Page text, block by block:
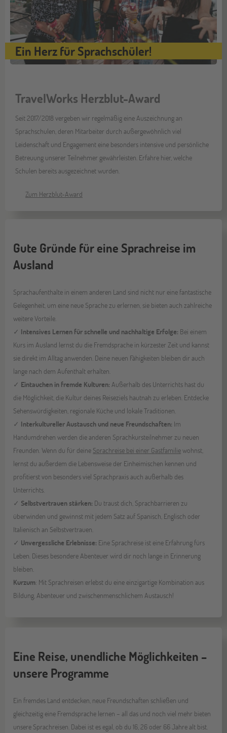
Ein Herz für Sprachschüler!
TravelWorks Herzblut-Award
Seit 2017/2018 vergeben wir regelmäßig eine Auszeichnung an
Sprachschulen, deren Mitarbeiter durch außergewöhnlich viel
Leidenschaft und Engagement eine besonders intensive und persönliche
Betreuung unserer Teilnehmer gewährleisten. Erfahre hier, welche
Schulen bereits ausgezeichnet wurden.
Zum Herzblut-Award
Gute Gründe für eine Sprachreise im
Ausland
Sprachaufenthalte in einem anderen Land sind nicht nur eine fantastische
Gelegenheit, um eine neue Sprache zu erlernen, sie bieten auch zahlreiche
weitere Vorteile.
✓ Intensives Lernen für schnelle und nachhaltige Erfolge: Bei einem
Kurs im Ausland lernst du die Fremdsprache in kürzester Zeit und kannst
sie direkt im Alltag anwenden. Deine neuen Fähigkeiten bleiben dir auch
lange nach dem Aufenthalt erhalten.
✓ Eintauchen in fremde Kulturen: Außerhalb des Unterrichts hast du
die Möglichkeit, die Kultur deines Reiseziels hautnah zu erleben. Entdecke
Sehenswürdigkeiten, regionale Küche und lokale Traditionen.
✓ Interkultureller Austausch und neue Freundschaften: Im
Handumdrehen werden die anderen Sprachkursteilnehmer zu neuen
Freunden. Wenn du für deine Sprachreise bei einer Gastfamiliewohnst,
lernst du außerdem die Lebensweise der Einheimischen kennen und
profitierst von besonders viel Sprachpraxis auch außerhalb des
Unterrichts.
✓ Selbstvertrauen stärken: Du traust dich, Sprachbarrieren zu
überwinden und gewinnst mit jedem Satz auf Spanisch, Englisch oder
Italienisch an Selbstvertrauen.
✓ Unvergessliche Erlebnisse: Eine Sprachreise ist eine Erfahrung fürs
Leben. Dieses besondere Abenteuer wird dir noch lange in Erinnerung
bleiben.
Kurzum: Mit Sprachreisen erlebst du eine einzigartige Kombination aus
Bildung, Abenteuer und zwischenmenschlichem Austausch!
Eine Reise, unendliche Möglichkeiten –
unsere Programme
Ein fremdes Land entdecken, neue Freundschaften schließen und
gleichzeitig eine Fremdsprache lernen – all das und noch viel mehr bieten
unsere Sprachreisen. Dabei ist es egal, ob du 16, 26 oder 66 Jahre alt bist.